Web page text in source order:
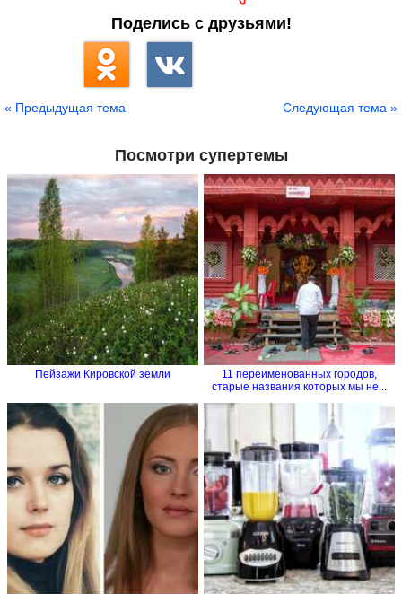
Поделись с друзьями!
« Предыдущая тема Следующая тема »
Посмотри супертемы
Пейзажи Кировской земли
11 переименованных городов,
старые названия которых мы не...